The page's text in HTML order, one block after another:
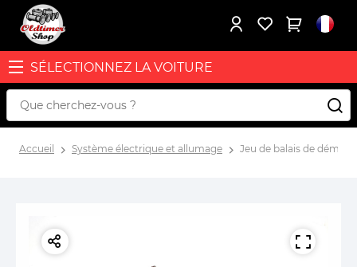
SÉLECTIONNEZ LA VOITURE
Accueil Système électrique et allumage Jeu de balais de